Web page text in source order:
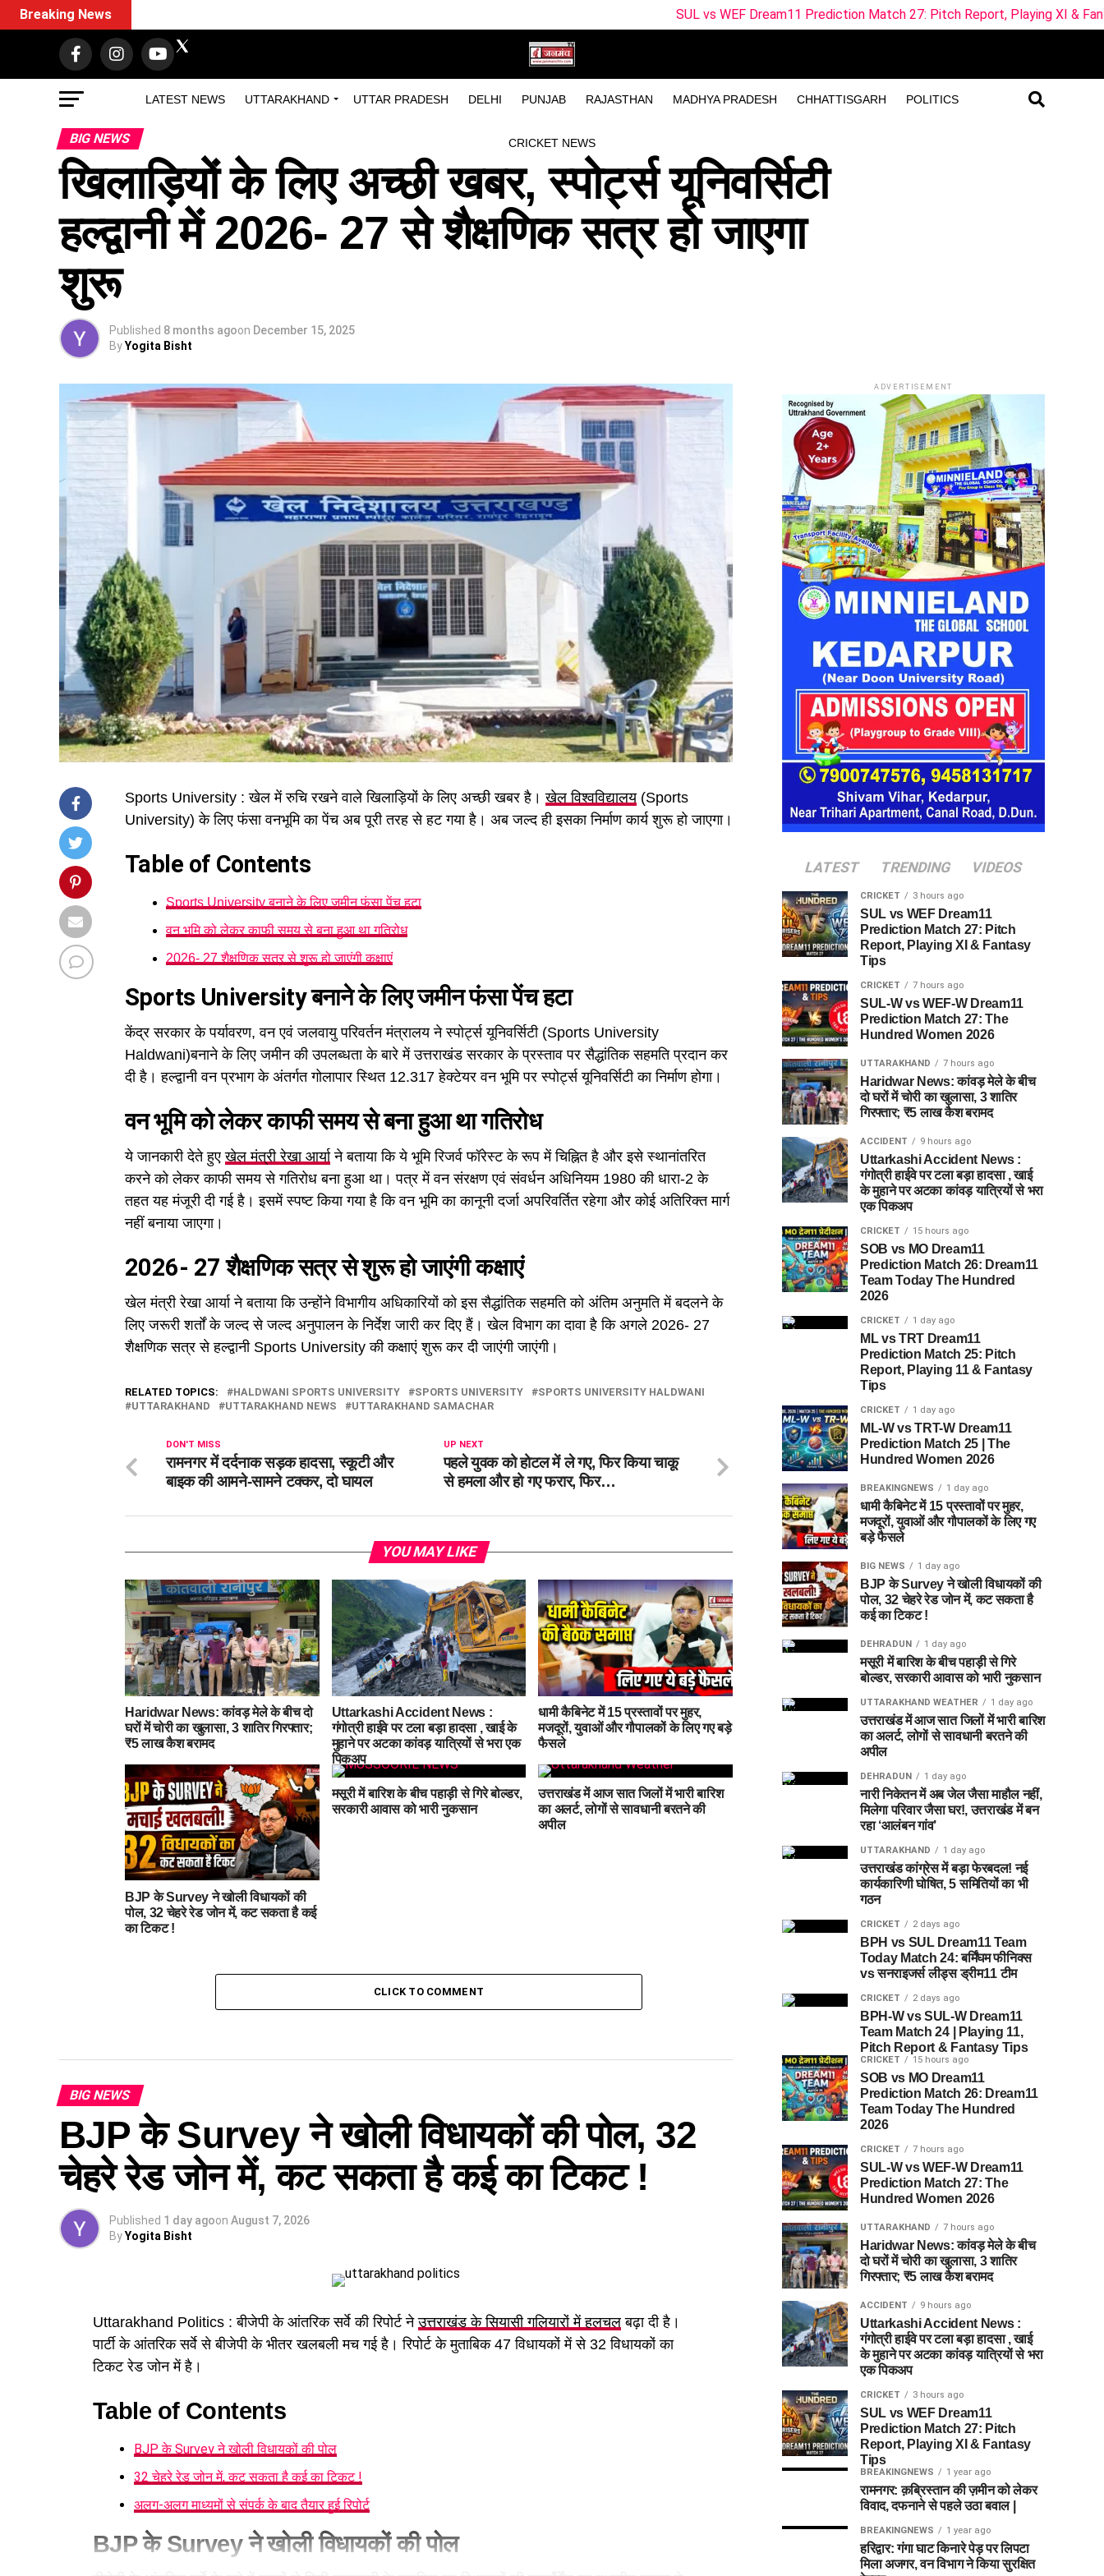
LATEST NEWS UTTARAKHAND UTTAR PRADESH DELHI PUNJAB RAJASTHAN MADHYA PRADESH CHHATTISGARH POLITICS
CRICKET NEWS
Breaking News SUL vs WEF Dream11 Prediction Match 27: Pitch Report, Playing XI & Fantasy Tips
BIG NEWS
खिलाड़ियों के लिए अच्छी खबर, स्पोर्ट्स यूनिवर्सिटी
हल्द्वानी में 2026- 27 से शैक्षणिक सत्र हो जाएगा
शुरू
Published 8 months agoon December 15, 2025
ByYogita Bisht
Sports University : खेल में रुचि रखने वाले खिलाड़ियों के लिए अच्छी खबर है।खेल विश्वविद्यालय(Sports
University) के लिए फंसा वनभूमि का पेंच अब पूरी तरह से हट गया है। अब जल्द ही इसका निर्माण कार्य शुरू हो जाएगा।
Table of Contents
Sports University बनाने के लिए जमीन फंसा पेंच हटा
वन भूमि को लेकर काफी समय से बना हुआ था गतिरोध
2026- 27 शैक्षणिक सत्र से शुरू हो जाएंगी कक्षाएं
Sports University बनाने के लिए जमीन फंसा पेंच हटा
केंद्र सरकार के पर्यावरण, वन एवं जलवायु परिवर्तन मंत्रालय ने स्पोर्ट्स यूनिवर्सिटी (Sports University
Haldwani)बनाने के लिए जमीन की उपलब्धता के बारे में उत्तराखंड सरकार के प्रस्ताव पर सैद्धांतिक सहमति प्रदान कर
दी है। हल्द्वानी वन प्रभाग के अंतर्गत गोलापार स्थित 12.317 हेक्टेयर वन भूमि पर स्पोर्ट्स यूनिवर्सिटी का निर्माण होगा।
वन भूमि को लेकर काफी समय से बना हुआ था गतिरोध
ये जानकारी देते हुएखेल मंत्री रेखा आर्याने बताया कि ये भूमि रिजर्व फॉरेस्ट के रूप में चिह्नित है और इसे स्थानांतरित
करने को लेकर काफी समय से गतिरोध बना हुआ था। पत्र में वन संरक्षण एवं संवर्धन अधिनियम 1980 की धारा-2 के
तहत यह मंजूरी दी गई है। इसमें स्पष्ट किया गया है कि वन भूमि का कानूनी दर्जा अपरिवर्तित रहेगा और कोई अतिरिक्त मार्ग
नहीं बनाया जाएगा।
2026- 27 शैक्षणिक सत्र से शुरू हो जाएंगी कक्षाएं
खेल मंत्री रेखा आर्या ने बताया कि उन्होंने विभागीय अधिकारियों को इस सैद्धांतिक सहमति को अंतिम अनुमति में बदलने के
लिए जरूरी शर्तों के जल्द से जल्द अनुपालन के निर्देश जारी कर दिए हैं। खेल विभाग का दावा है कि अगले 2026- 27
शैक्षणिक सत्र से हल्द्वानी Sports University की कक्षाएं शुरू कर दी जाएंगी जाएंगी।
RELATED TOPICS: HALDWANI SPORTS UNIVERSITY SPORTS UNIVERSITY
SPORTS UNIVERSITY HALDWANI
UTTARAKHAND
UTTARAKHAND NEWS UTTARAKHAND SAMACHAR
UP NEXT
पहले युवक को होटल में ले गए, फिर किया चाकू
से हमला और हो गए फरार, फिर…
DON'T MISS
रामनगर में दर्दनाक सड़क हादसा, स्कूटी और
बाइक की आमने-सामने टक्कर, दो घायल
YOU MAY LIKE
Haridwar News: कांवड़ मेले के बीच दो
घरों में चोरी का खुलासा, 3 शातिर गिरफ्तार;
₹5 लाख कैश बरामद
Uttarkashi Accident News :
गंगोत्री हाईवे पर टला बड़ा हादसा , खाई के
मुहाने पर अटका कांवड़ यात्रियों से भरा एक
पिकअप
धामी कैबिनेट में 15 प्रस्तावों पर मुहर,
मजदूरों, युवाओं और गौपालकों के लिए गए बड़े
फैसले
BJP के Survey ने खोली विधायकों की
पोल, 32 चेहरे रेड जोन में, कट सकता है कई
का टिकट !
मसूरी में बारिश के बीच पहाड़ी से गिरे बोल्डर,
सरकारी आवास को भारी नुकसान
उत्तराखंड में आज सात जिलों में भारी बारिश
का अलर्ट, लोगों से सावधानी बरतने की
अपील
CLICK TO COMMENT
BIG NEWS
BJP के Survey ने खोली विधायकों की पोल, 32
चेहरे रेड जोन में, कट सकता है कई का टिकट !
Published 1 day agoon August 7, 2026
ByYogita Bisht
Uttarakhand Politics : बीजेपी के आंतरिक सर्वे की रिपोर्ट नेउत्तराखंड के सियासी गलियारों में हलचल बढ़ा दी है।
पार्टी के आंतरिक सर्वे से बीजेपी के भीतर खलबली मच गई है। रिपोर्ट के मुताबिक 47 विधायकों में से 32 विधायकों का
टिकट रेड जोन में है।
Table of Contents
BJP के Survey ने खोली विधायकों की पोल
32 चेहरे रेड जोन में, कट सकता है कई का टिकट !
अलग-अलग माध्यमों से संपर्क के बाद तैयार हुई रिपोर्ट
BJP के Survey ने खोली विधायकों की पोल
ADVERTISEMENT
LATEST TRENDING VIDEOS
CRICKET 3 hours ago
SUL vs WEF Dream11
Prediction Match 27: Pitch
Report, Playing XI & Fantasy
Tips
CRICKET 7 hours ago
SUL-W vs WEF-W Dream11
Prediction Match 27: The
Hundred Women 2026
UTTARAKHAND 7 hours ago
Haridwar News: कांवड़ मेले के बीच
दो घरों में चोरी का खुलासा, 3 शातिर
गिरफ्तार; ₹5 लाख कैश बरामद
ACCIDENT 9 hours ago
Uttarkashi Accident News :
गंगोत्री हाईवे पर टला बड़ा हादसा , खाई
के मुहाने पर अटका कांवड़ यात्रियों से भरा
एक पिकअप
CRICKET 15 hours ago
SOB vs MO Dream11
Prediction Match 26: Dream11
Team Today The Hundred
2026
CRICKET 1 day ago
ML vs TRT Dream11
Prediction Match 25: Pitch
Report, Playing 11 & Fantasy
Tips
CRICKET 1 day ago
ML-W vs TRT-W Dream11
Prediction Match 25 | The
Hundred Women 2026
BREAKINGNEWS 1 day ago
धामी कैबिनेट में 15 प्रस्तावों पर मुहर,
मजदूरों, युवाओं और गौपालकों के लिए गए
बड़े फैसले
BIG NEWS 1 day ago
BJP के Survey ने खोली विधायकों की
पोल, 32 चेहरे रेड जोन में, कट सकता है
कई का टिकट !
DEHRADUN 1 day ago
मसूरी में बारिश के बीच पहाड़ी से गिरे
बोल्डर, सरकारी आवास को भारी नुकसान
UTTARAKHAND WEATHER 1 day ago
उत्तराखंड में आज सात जिलों में भारी बारिश
का अलर्ट, लोगों से सावधानी बरतने की
अपील
DEHRADUN 1 day ago
नारी निकेतन में अब जेल जैसा माहौल नहीं,
मिलेगा परिवार जैसा घर!, उत्तराखंड में बन
रहा ‘आलंबन गांव’
UTTARAKHAND 1 day ago
उत्तराखंड कांग्रेस में बड़ा फेरबदल! नई
कार्यकारिणी घोषित, 5 समितियों का भी
गठन
CRICKET 2 days ago
BPH vs SUL Dream11 Team
Today Match 24: बर्मिंघम फीनिक्स
vs सनराइजर्स लीड्स ड्रीम11 टीम
CRICKET 2 days ago
BPH-W vs SUL-W Dream11
Team Match 24 | Playing 11,
Pitch Report & Fantasy Tips
CRICKET 15 hours ago
SOB vs MO Dream11
Prediction Match 26: Dream11
Team Today The Hundred
2026
CRICKET 7 hours ago
SUL-W vs WEF-W Dream11
Prediction Match 27: The
Hundred Women 2026
UTTARAKHAND 7 hours ago
Haridwar News: कांवड़ मेले के बीच
दो घरों में चोरी का खुलासा, 3 शातिर
गिरफ्तार; ₹5 लाख कैश बरामद
ACCIDENT 9 hours ago
Uttarkashi Accident News :
गंगोत्री हाईवे पर टला बड़ा हादसा , खाई
के मुहाने पर अटका कांवड़ यात्रियों से भरा
एक पिकअप
CRICKET 3 hours ago
SUL vs WEF Dream11
Prediction Match 27: Pitch
Report, Playing XI & Fantasy
Tips
BREAKINGNEWS 1 year ago
रामनगर: क़ब्रिस्तान की ज़मीन को लेकर
विवाद, दफनाने से पहले उठा बवाल |
BREAKINGNEWS 1 year ago
हरिद्वार: गंगा घाट किनारे पेड़ पर लिपटा
मिला अजगर, वन विभाग ने किया सुरक्षित